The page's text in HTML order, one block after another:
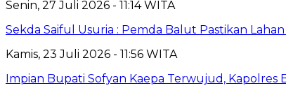
Senin, 27 Juli 2026 - 11:14 WITA
Sekda Saiful Usuria : Pemda Balut Pastikan
Kamis, 23 Juli 2026 - 11:56 WITA
Impian Bupati Sofyan Kaepa Terwujud, Kapolres